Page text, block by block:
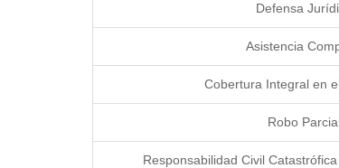
Defensa
Asistencia
Cobertura Integral en
Robo
Responsabilidad Civil